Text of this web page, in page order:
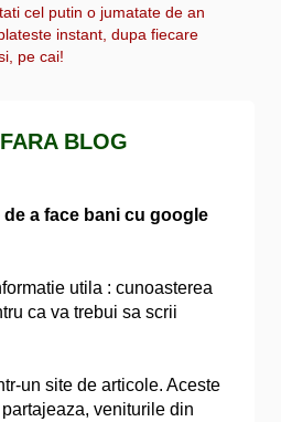
cel putin o jumatate de an
instant, dupa fiecare
pe cai!
BLOG
de a face bani cu google
utila : cunoasterea
ca va trebui sa scrii
un site de articole. Aceste
veniturile din